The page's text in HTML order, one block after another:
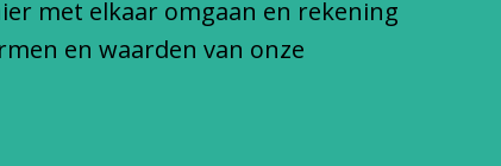
en waarden van onze